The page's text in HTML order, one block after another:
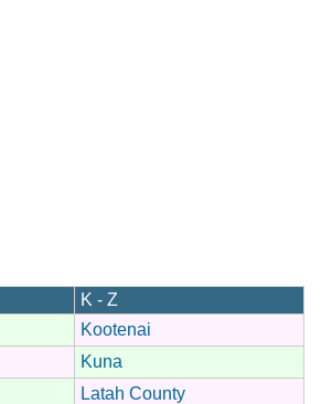
K - Z
Kootenai
Kuna
Latah County